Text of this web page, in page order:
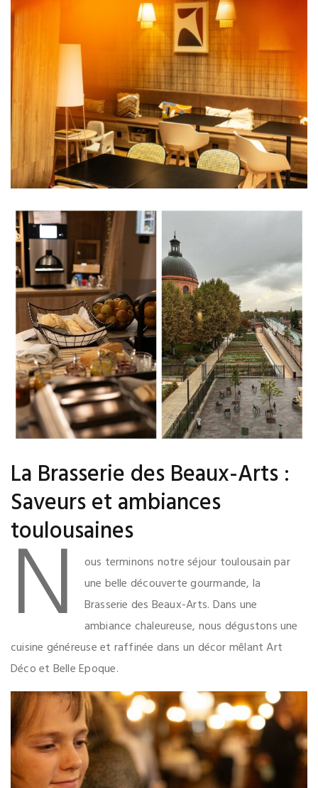
La Brasserie des Beaux-Arts :
Saveurs et ambiances
toulousaines
N ous terminons notre séjour toulousain par
une belle découverte gourmande, la
Brasserie des Beaux-Arts. Dans une
ambiance chaleureuse, nous dégustons une
cuisine généreuse et raffinée dans un décor mêlant Art
Déco et Belle Epoque.